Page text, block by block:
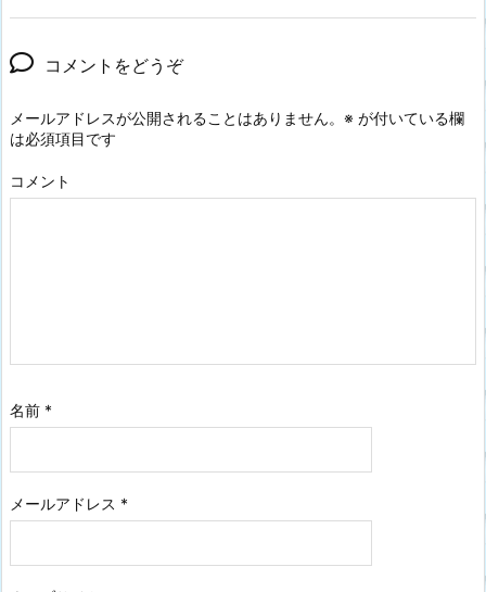
コメントをどうぞ
メールアドレスが公開されることはありません。 ※ が付いている欄
は必須項目です
コメント
名前 *
メールアドレス *